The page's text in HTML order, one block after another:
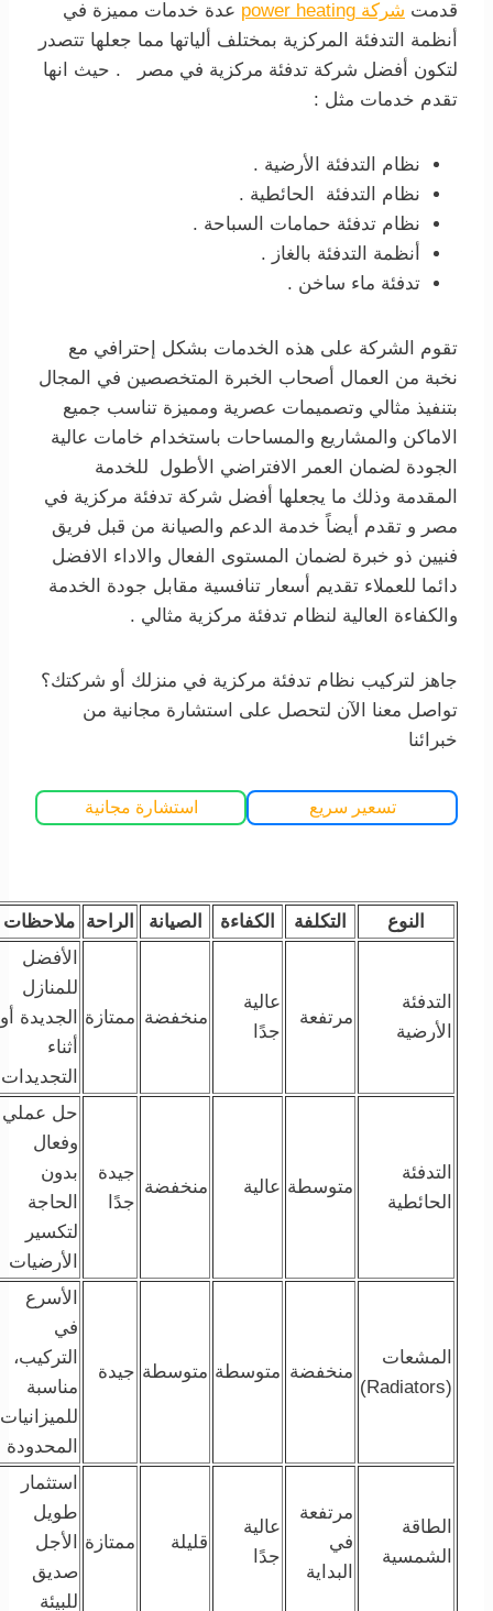
قدمت شركة power heating
عدة خدمات مميزة في
أنظمة التدفئة المركزية بمختلف ألياتها مما جعلها تتصدر
لتكون أفضل شركة تدفئة مركزية في مصر . حيث انها
تقدم خدمات مثل :
نظام التدفئة الأرضية .
نظام التدفئة الحائطية .
نظام تدفئة حمامات السباحة .
أنظمة التدفئة بالغاز .
تدفئة ماء ساخن .
تقوم الشركة على هذه الخدمات بشكل إحترافي مع
نخبة من العمال أصحاب الخبرة المتخصصين في المجال
بتنفيذ مثالي وتصميمات عصرية ومميزة تناسب جميع
الاماكن والمشاريع والمساحات باستخدام خامات عالية
الجودة لضمان العمر الافتراضي الأطول للخدمة
المقدمة وذلك ما يجعلها أفضل شركة تدفئة مركزية في
مصر و تقدم أيضاً خدمة الدعم والصيانة من قبل فريق
فنيين ذو خبرة لضمان المستوى الفعال والاداء الافضل
دائما للعملاء تقديم أسعار تنافسية مقابل جودة الخدمة
والكفاءة العالية لنظام تدفئة مركزية مثالي .
جاهز لتركيب نظام تدفئة مركزية في منزلك أو شركتك؟
تواصل معنا الآن لتحصل على استشارة مجانية من
خبرائنا
تسعير سريع استشارة مجانية
النوع التكلفة الكفاءة الصيانة الراحة ملاحظات
التدفئة
الأرضية
مرتفعة
عالية
جدًا
منخفضة ممتازة
الأفضل
للمنازل
الجديدة أو
أثناء
التجديدات
التدفئة
الحائطية
متوسطة عالية منخفضة
جيدة
جدًا
حل عملي
وفعال
بدون
الحاجة
لتكسير
الأرضيات
المشعات
(Radiators)
منخفضة متوسطة متوسطة جيدة
الأسرع
في
التركيب،
مناسبة
للميزانيات
المحدودة
الطاقة
الشمسية
مرتفعة
في
البداية
عالية
جدًا
قليلة ممتازة
استثمار
طويل
الأجل
صديق
للبيئة